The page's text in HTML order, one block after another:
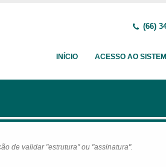
(66)
INÍCIO ACESSO AO
de validar "estrutura" ou "assinatura".